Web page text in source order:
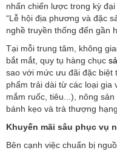
nhấn chiến lược trong kỳ
“Lễ hội địa phương và đặc
nghề truyền thống đến gần
Tại mỗi trung tâm, không
bắt mắt, quy tụ hàng chục
sao với mức ưu đãi đặc biệt
phẩm trải dài từ các loại gia
mắm ruốc, tiêu...), nông
bánh kẹo và trà thượng
Khuyến mãi sâu phục vụ
Bên cạnh việc chuẩn bị